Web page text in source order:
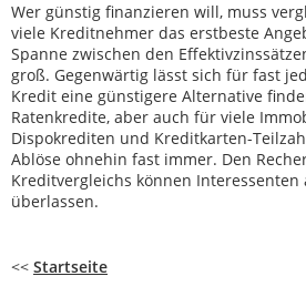
Wer günstig finanzieren will, muss
viele Kreditnehmer das erstbeste
Spanne zwischen den
groß. Gegenwärtig lässt sich für fast
Kredit eine günstigere Alternative
Ratenkredite, aber auch für viele
Dispokrediten und Kreditkarten-
Ablöse ohnehin fast immer. Den
Kreditvergleichs können
überlassen.
<< Startseite